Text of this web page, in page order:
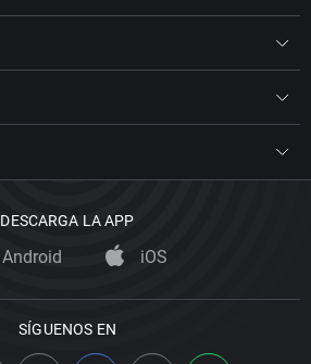
DESCARGA LA APP
Android iOS
SÍGUENOS EN